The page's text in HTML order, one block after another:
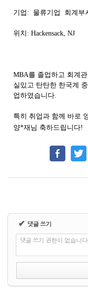
기업: 물류기업 회계부
위치 : Hackensack, NJ
MBA를 졸업하고 회계
실있고 탄탄한 한국계
업하였습니다.
특히 취업과 함께 바로
양*재님 축하드립니다!
✔ 댓글 쓰기
댓글 쓰기 권한이 없습니